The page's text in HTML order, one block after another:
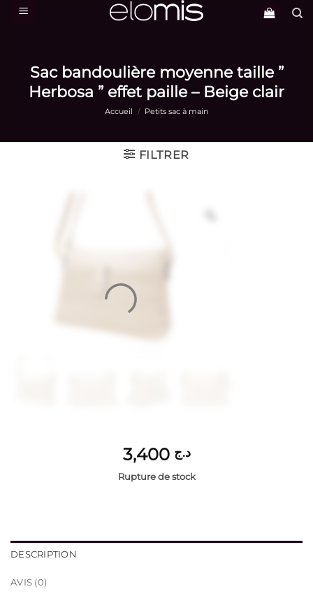
Passer
Sac bandoulière moyenne taille ”
Herbosa ” effet paille – Beige clair
Accueil / Petits sac à main
FILTRER
د.ج 3,400
Rupture de stock
DESCRIPTION
AVIS (0)